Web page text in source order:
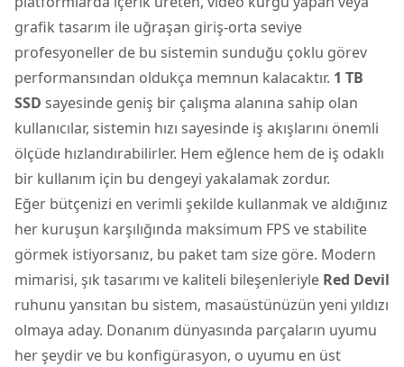
grafik tasarım ile uğraşan giriş-orta seviye
profesyoneller de bu sistemin sunduğu çoklu görev
performansından oldukça memnun kalacaktır. 1 TB
SSD sayesinde geniş bir çalışma alanına sahip olan
kullanıcılar, sistemin hızı sayesinde iş akışlarını önemli
ölçüde hızlandırabilirler. Hem eğlence hem de iş odaklı
bir kullanım için bu dengeyi yakalamak zordur.
Eğer bütçenizi en verimli şekilde kullanmak ve aldığınız
her kuruşun karşılığında maksimum FPS ve stabilite
görmek istiyorsanız, bu paket tam size göre. Modern
mimarisi, şık tasarımı ve kaliteli bileşenleriyle Red Devil
ruhunu yansıtan bu sistem, masaüstünüzün yeni yıldızı
olmaya aday. Donanım dünyasında parçaların uyumu
her şeydir ve bu konfigürasyon, o uyumu en üst